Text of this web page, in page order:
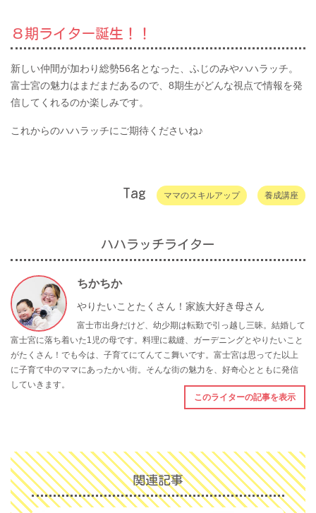
８期ライター誕生！！
新しい仲間が加わり総勢56名となった、ふじのみやハハラッチ。
富士宮の魅力はまだまだあるので、8期生がどんな視点で情報を発
信してくれるのか楽しみです。
これからのハハラッチにご期待くださいね♪
Tag ママのスキルアップ 養成講座
ハハラッチライター
ちかちか
やりたいことたくさん！家族大好き母さん
富士市出身だけど、幼少期は転勤で引っ越し三昧。結婚して
富士宮に落ち着いた1児の母です。料理に裁縫、ガーデニングとやりたいこと
がたくさん！でも今は、子育てにてんてこ舞いです。富士宮は思ってた以上
に子育て中のママにあったかい街。そんな街の魅力を、好奇心とともに発信
していきます。
このライターの記事を表示
関連記事